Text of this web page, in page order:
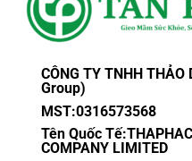
CÔNG TY TNHH
Group)
MST:0316573568
Tên Quốc
COMPANY LIMITED